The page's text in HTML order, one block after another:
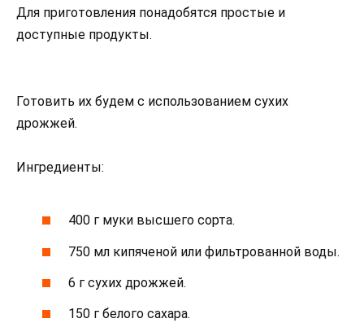
Для приготовления понадобятся простые и
доступные продукты.
Готовить их будем с использованием сухих
дрожжей.
Ингредиенты:
400 г муки высшего сорта.
750 мл кипяченой или фильтрованной воды.
6 г сухих дрожжей.
150 г белого сахара.